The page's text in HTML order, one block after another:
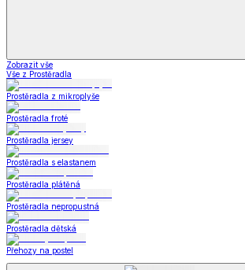
Zobrazit vše
Vše z Prostěradla
Prostěradla z mikroplyše
Prostěradla froté
Prostěradla jersey
Prostěradla s elastanem
Prostěradla plátěná
Prostěradla nepropustná
Prostěradla dětská
Přehozy na postel